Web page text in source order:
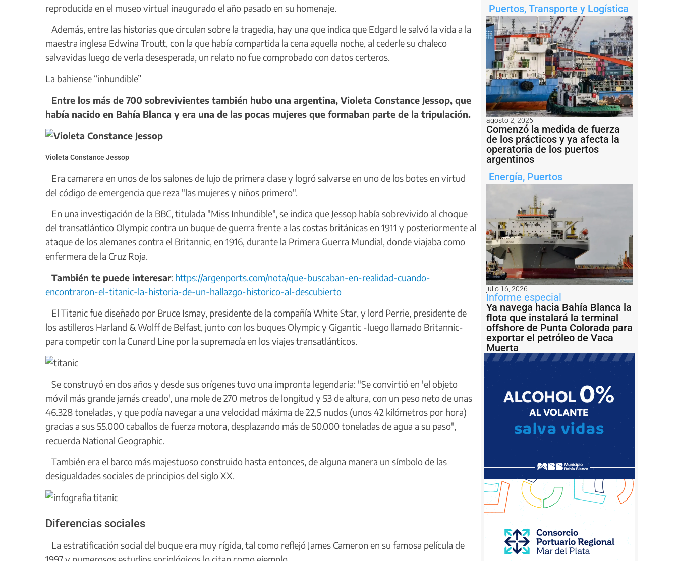
reproducida en el museo virtual inaugurado el año pasado en su homenaje.
Además, entre las historias que circulan sobre la tragedia, hay una que indica que Edgard le salvó la vida a la
maestra inglesa Edwina Troutt, con la que había compartida la cena aquella noche, al cederle su chaleco
salvavidas luego de verla desesperada, un relato no fue comprobado con datos certeros.
La bahiense “inhundible”
Entre los más de 700 sobrevivientes también hubo una argentina, Violeta Constance Jessop, que
había nacido en Bahía Blanca y era una de las pocas mujeres que formaban parte de la tripulación.
Violeta Constance Jessop
Era camarera en unos de los salones de lujo de primera clase y logró salvarse en uno de los botes en virtud
del código de emergencia que reza "las mujeres y niños primero".
En una investigación de la BBC, titulada "Miss Inhundible", se indica que Jessop había sobrevivido al choque
del transatlántico Olympic contra un buque de guerra frente a las costas británicas en 1911 y posteriormente al
ataque de los alemanes contra el Britannic, en 1916, durante la Primera Guerra Mundial, donde viajaba como
enfermera de la Cruz Roja.
También te puede interesar: https://argenports.com/nota/que-buscaban-en-realidad-cuando-
encontraron-el-titanic-la-historia-de-un-hallazgo-historico-al-descubierto
El Titanic fue diseñado por Bruce Ismay, presidente de la compañía White Star, y lord Perrie, presidente de
los astilleros Harland & Wolff de Belfast, junto con los buques Olympic y Gigantic -luego llamado Britannic-
para competir con la Cunard Line por la supremacía en los viajes transatlánticos.
Se construyó en dos años y desde sus orígenes tuvo una impronta legendaria: "Se convirtió en 'el objeto
móvil más grande jamás creado', una mole de 270 metros de longitud y 53 de altura, con un peso neto de unas
46.328 toneladas, y que podía navegar a una velocidad máxima de 22,5 nudos (unos 42 kilómetros por hora)
gracias a sus 55.000 caballos de fuerza motora, desplazando más de 50.000 toneladas de agua a su paso",
recuerda National Geographic.
También era el barco más majestuoso construido hasta entonces, de alguna manera un símbolo de las
desigualdades sociales de principios del siglo XX.
Diferencias sociales
La estratificación social del buque era muy rígida, tal como reflejó James Cameron en su famosa película de
Puertos, Transporte y Logística
agosto 2, 2026
Comenzó la medida de fuerza
de los prácticos y ya afecta la
operatoria de los puertos
argentinos
Energía, Puertos
julio 16, 2026
Informe especial
Ya navega hacia Bahía Blanca la
flota que instalará la terminal
offshore de Punta Colorada para
exportar el petróleo de Vaca
Muerta